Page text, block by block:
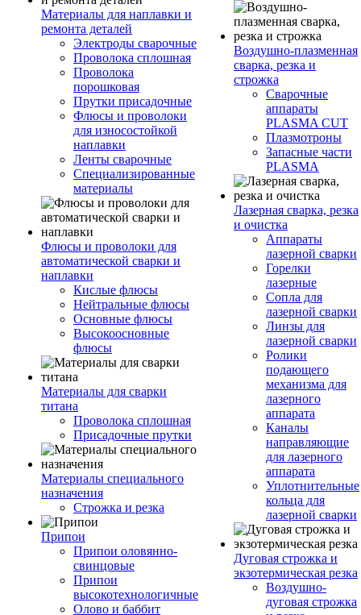
Материалы для наплавки и
ремонта деталей
Электроды сварочные
Проволока сплошная
Проволока
порошковая
Прутки присадочные
Флюсы и проволоки
для износостойкой
наплавки
Ленты сварочные
Специализированные
материалы
Флюсы и проволоки для
автоматической сварки и
наплавки
Кислые флюсы
Нейтральные флюсы
Основные флюсы
Высокоосновные
флюсы
Материалы для сварки
титана
Проволока сплошная
Присадочные прутки
Материалы специального
назначения
Строжка и резка
Припои
Припои оловянно-
свинцовые
Припои
высокотехнологичные
Олово и баббит
Воздушно-плазменная
сварка, резка и
строжка
Сварочные
аппараты
PLASMA CUT
Плазмотроны
Запасные части
PLASMA
Лазерная сварка, резка
и очистка
Аппараты
лазерной сварки
Горелки
лазерные
Сопла для
лазерной сварки
Линзы для
лазерной сварки
Ролики
подающего
механизма для
лазерного
аппарата
Каналы
направляющие
для лазерного
аппарата
Уплотнительные
кольца для
лазерной сварки
Дуговая строжка и
экзотермическая резка
Воздушно-
дуговая строжка